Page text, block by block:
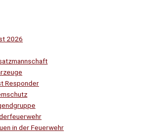
2026
Responder
in der Feuerwehr